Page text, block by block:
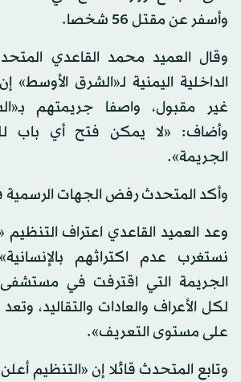
وأسفر عن مقتل 56 شخصا.
وقال العميد محمد القاعدي
الداخلية اليمنية لـ«الشرق الأوسط»
غير مقبول، واصفا جريمتهم
وأضاف: «لا يمكن فتح أي باب
الجريمة».
وأكد المتحدث رفض الجهات الرسمية
وعد العميد القاعدي اعتراف التنظيم
نستغرب عدم اكتراثهم
الجريمة التي اقترفت في
لكل الأعراف والعادات والتقاليد،
على مستوى التعريف».
وتابع المتحدث قائلا إن «التنظيم